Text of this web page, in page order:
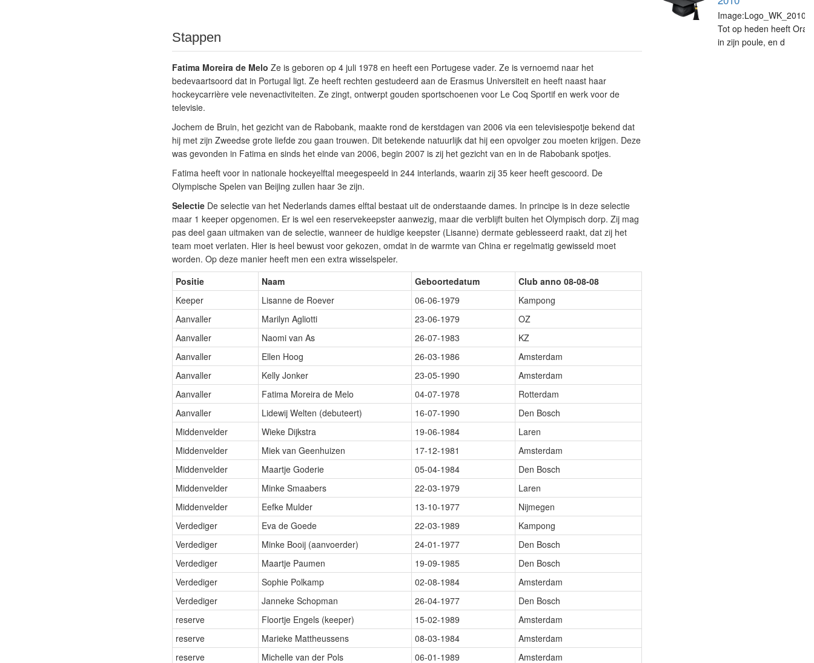
Stappen
Fatima Moreira de Melo Ze is geboren op 4 juli 1978 en heeft een Portugese vader. Ze is vernoemd naar het
bedevaartsoord dat in Portugal ligt. Ze heeft rechten gestudeerd aan de Erasmus Universiteit en heeft naast haar
hockeycarrière vele nevenactiviteiten. Ze zingt, ontwerpt gouden sportschoenen voor Le Coq Sportif en werk voor de
televisie.
Jochem de Bruin, het gezicht van de Rabobank, maakte rond de kerstdagen van 2006 via een televisiespotje bekend dat
hij met zijn Zweedse grote liefde zou gaan trouwen. Dit betekende natuurlijk dat hij een opvolger zou moeten krijgen. Deze
was gevonden in Fatima en sinds het einde van 2006, begin 2007 is zij het gezicht van en in de Rabobank spotjes.
Fatima heeft voor in nationale hockeyelftal meegespeeld in 244 interlands, waarin zij 35 keer heeft gescoord. De
Olympische Spelen van Beijing zullen haar 3e zijn.
SelectieDe selectie van het Nederlands dames elftal bestaat uit de onderstaande dames. In principe is in deze selectie
maar 1 keeper opgenomen. Er is wel een reservekeepster aanwezig, maar die verblijft buiten het Olympisch dorp. Zij mag
pas deel gaan uitmaken van de selectie, wanneer de huidige keepster (Lisanne) dermate geblesseerd raakt, dat zij het
team moet verlaten. Hier is heel bewust voor gekozen, omdat in de warmte van China er regelmatig gewisseld moet
worden. Op deze manier heeft men een extra wisselspeler.
Positie
Naam Geboortedatum
Club anno 08-08-08
Keeper
Lisanne de Roever 06-06-1979
Kampong
Aanvaller
Marilyn Agliotti 23-06-1979
OZ
Aanvaller
Naomi van As 26-07-1983
KZ
Aanvaller
Ellen Hoog 26-03-1986
Amsterdam
Aanvaller
Kelly Jonker 23-05-1990
Amsterdam
Aanvaller
Fatima Moreira de Melo 04-07-1978
Rotterdam
Aanvaller
Lidewij Welten (debuteert) 16-07-1990
Den Bosch
Middenvelder
Wieke Dijkstra 19-06-1984
Laren
Middenvelder
Miek van Geenhuizen 17-12-1981
Amsterdam
Middenvelder
Maartje Goderie 05-04-1984
Den Bosch
Middenvelder
Minke Smaabers 22-03-1979
Laren
Middenvelder
Eefke Mulder 13-10-1977
Nijmegen
Verdediger
Eva de Goede 22-03-1989
Kampong
Verdediger
Minke Booij (aanvoerder) 24-01-1977
Den Bosch
Verdediger
Maartje Paumen 19-09-1985
Den Bosch
Verdediger
Sophie Polkamp 02-08-1984
Amsterdam
Verdediger
Janneke Schopman 26-04-1977
Den Bosch
reserve
Floortje Engels (keeper) 15-02-1989
Amsterdam
reserve
Marieke Mattheussens 08-03-1984
Amsterdam
reserve
Michelle van der Pols 06-01-1989
Amsterdam
Tot op heden heeft
in zijn poule, en d